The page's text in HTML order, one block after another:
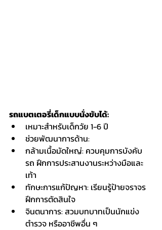
รถแบตเตอรี่เด็กแบบนั่งขับได้:
เหมาะสำหรับเด็กวัย 1-6 ปี
ช่วยพัฒนาการด้าน:
กล้ามเนื้อมัดใหญ่: ควบคุมการบังคับ
รถ ฝึกการประสานงานระหว่างมือและ
เท้า
ทักษะการแก้ปัญหา: เรียนรู้ป้ายจราจร
ฝึกการตัดสินใจ
จินตนาการ: สวมบทบาทเป็นนักแข่ง
ตำรวจ หรืออาชีพอื่น ๆ